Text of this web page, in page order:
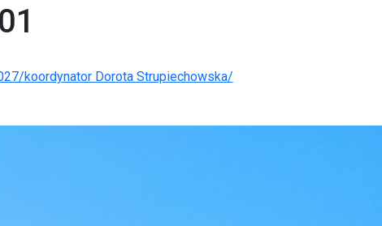
koordynator Dorota Strupiechowska/